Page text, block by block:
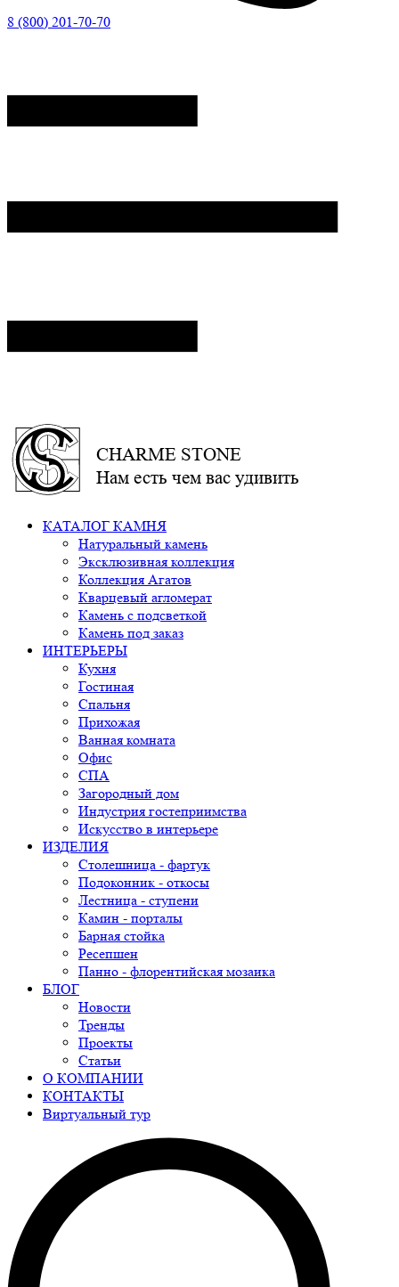
8 (800) 201-70-70
CHARME STONE
Нам есть чем вас удивить
КАТАЛОГ КАМНЯ
Натуральный камень
Эксклюзивная коллекция
Коллекция Агатов
Кварцевый агломерат
Камень с подсветкой
Камень под заказ
ИНТЕРЬЕРЫ
Кухня
Гостиная
Спальня
Прихожая
Ванная комната
Офис
СПА
Загородный дом
Индустрия гостеприимства
Искусство в интерьере
ИЗДЕЛИЯ
Столешница - фартук
Подоконник - откосы
Лестница - ступени
Камин - порталы
Барная стойка
Ресепшен
Панно - флорентийская мозаика
БЛОГ
Новости
Тренды
Проекты
Статьи
О КОМПАНИИ
КОНТАКТЫ
Виртуальный тур